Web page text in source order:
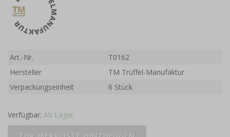
Art.-Nr.
T0162
Hersteller
TM Trüffel-Manufaktur
Verpackungseinheit
6 Stück
Verfügbar: Ab Lager